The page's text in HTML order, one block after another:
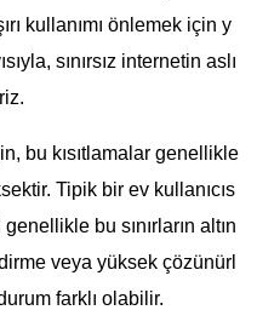
kullanımı önlemek için y
sınırsız internetin aslı
bu kısıtlamalar genellikle
Tipik bir ev kullanıcıs
bu sınırların altın
veya yüksek çözünürl
farklı olabilir.